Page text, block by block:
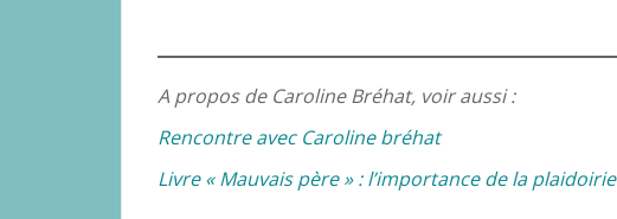
A propos de Caroline Bréhat, voir aussi :
Rencontre avec Caroline bréhat
Livre « Mauvais père » : l’importance de la plaidoirie